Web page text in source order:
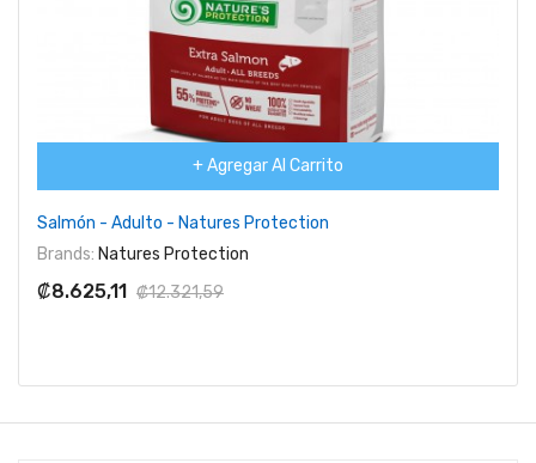
+ Agregar Al Carrito
Salmón - Adulto - Natures Protection
Brands: Natures Protection
₡8.625,11 ₡12.321,59